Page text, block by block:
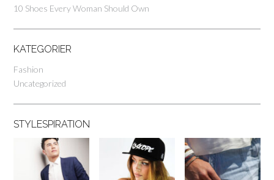
10 Shoes Every Woman Should Own
KATEGORIER
Fashion
Uncategorized
STYLESPIRATION